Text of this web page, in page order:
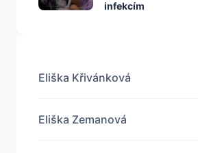
infekcím
Eliška Křivánková
Eliška Zemanová